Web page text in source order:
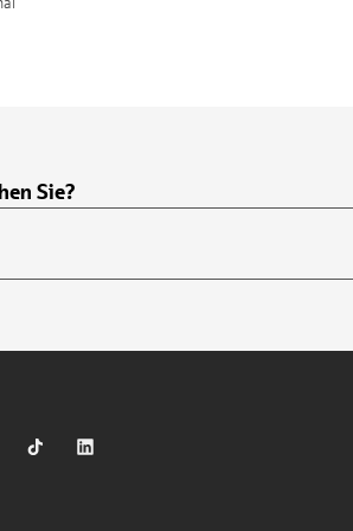
Sie?
auf Youtubeauf Instagram
Sparkasse auf TikTok
Sparkasse auf LinkedIn